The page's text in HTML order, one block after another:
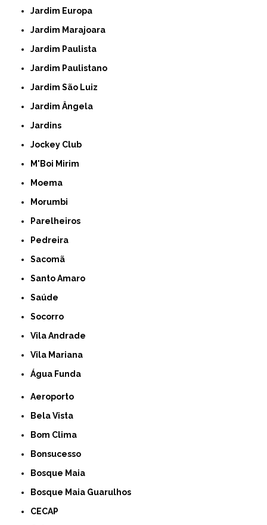
Jardim Europa
Jardim Marajoara
Jardim Paulista
Jardim Paulistano
Jardim São Luiz
Jardim Ângela
Jardins
Jockey Club
M'Boi Mirim
Moema
Morumbi
Parelheiros
Pedreira
Sacomã
Santo Amaro
Saúde
Socorro
Vila Andrade
Vila Mariana
Água Funda
Aeroporto
Bela Vista
Bom Clima
Bonsucesso
Bosque Maia
Bosque Maia Guarulhos
CECAP